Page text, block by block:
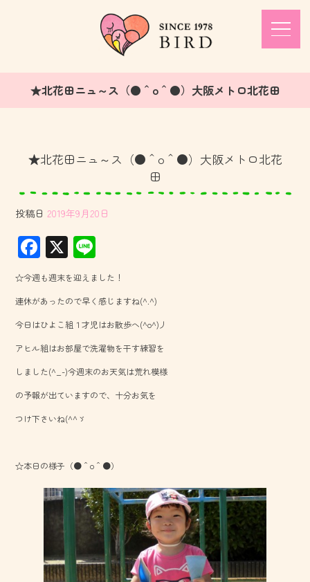
★北花田ニュ～ス（●＾o＾●）大阪メトロ北花田
★北花田ニュ～ス（●＾o＾●）大阪メトロ北花
田
投稿日 2019年9月20日
F
ac
e
b
o
ok
X
ne
☆今週も週末を迎えました！
連休があったので早く感じますね(^.^)
今日はひよこ組１才児はお散歩へ(^o^)丿
アヒル組はお部屋で洗濯物を干す練習を
しました(^_-)今週末のお天気は荒れ模様
の予報が出ていますので、十分お気を
つけ下さいね(^^ゞ
☆本日の様子（●＾o＾●）